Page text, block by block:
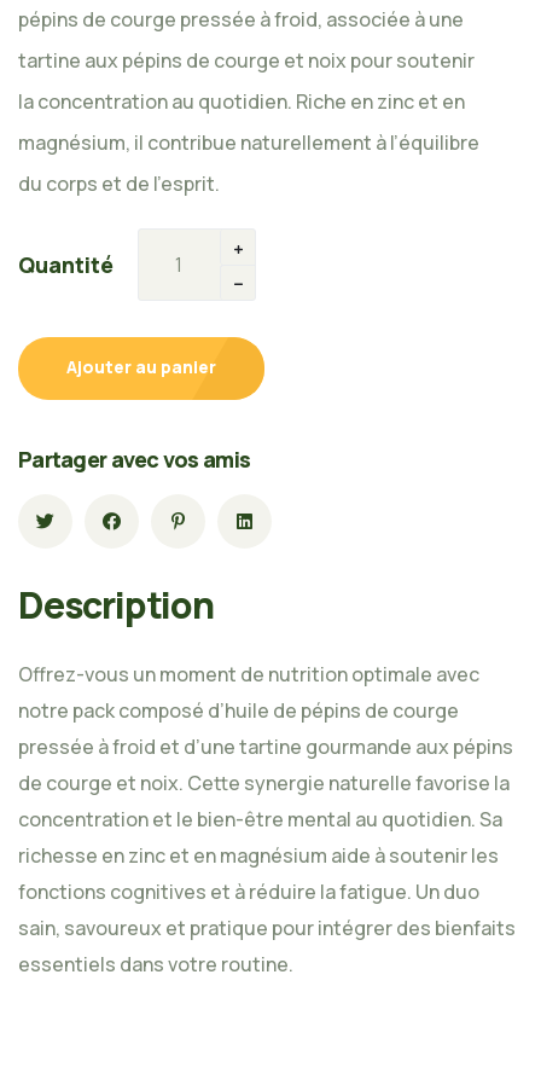
pépins de courge pressée à froid, associée à une
tartine aux pépins de courge et noix pour soutenir
la concentration au quotidien. Riche en zinc et en
magnésium, il contribue naturellement à l’équilibre
du corps et de l’esprit.
Quantité
Ajouter au panier
Partager avec vos amis
Description
Offrez-vous un moment de nutrition optimale avec
notre pack composé d’huile de pépins de courge
pressée à froid et d’une tartine gourmande aux pépins
de courge et noix. Cette synergie naturelle favorise la
concentration et le bien-être mental au quotidien. Sa
richesse en zinc et en magnésium aide à soutenir les
fonctions cognitives et à réduire la fatigue. Un duo
sain, savoureux et pratique pour intégrer des bienfaits
essentiels dans votre routine.